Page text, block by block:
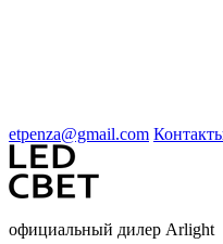
etpenza@gmail.com
официальный дилер Arlight